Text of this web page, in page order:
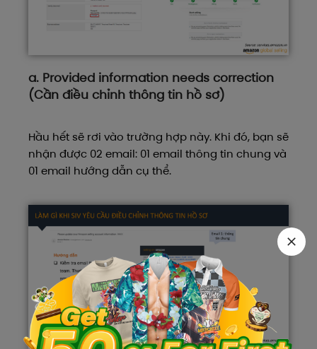
a. Provided information needs correction
(Cần điều chỉnh thông tin hồ sơ)
Hầu hết sẽ rơi vào trường hợp này. Khi đó, bạn sẽ
nhận được 02 email: 01 email thông tin chung và
01 email hướng dẫn cụ thể.